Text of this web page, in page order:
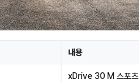
내용
xDrive 30 M 스포츠